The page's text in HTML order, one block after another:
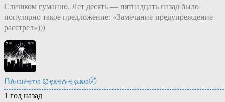
Слишком гуманно. Лет десять — пятнадцать назад было
популярно такое предложение: «Замечание-предупреждение-
расстрел»)))
Ոሉαዙҿτα ಭҿҝҿሉҿʓяҝα〄
1 год назад